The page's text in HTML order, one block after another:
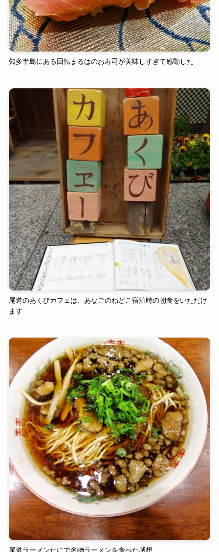
知多半島にある回転まるはのお寿司が美味しすぎて感動した
尾道のあくびカフェは、あなごのねどこ宿泊時の朝食をいただけ
ます
尾道ラーメンたにで名物ラーメンを食べた感想